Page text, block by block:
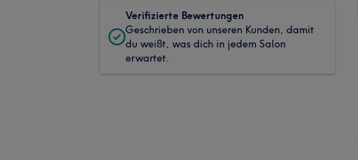
Verifizierte Bewertungen
Geschrieben von unseren Kunden, damit
du weißt, was dich in jedem Salon
erwartet.